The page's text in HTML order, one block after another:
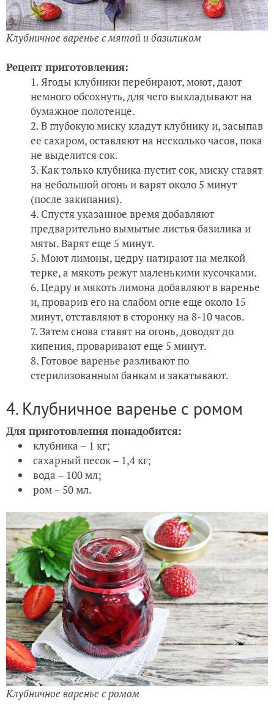
Клубничное варенье с мятой и базиликом
Рецепт приготовления:
Ягоды клубники перебирают, моют, дают
немного обсохнуть, для чего выкладывают на
бумажное полотенце.
В глубокую миску кладут клубнику и, засыпав
ее сахаром, оставляют на несколько часов, пока
не выделится сок.
Как только клубника пустит сок, миску ставят
на небольшой огонь и варят около 5 минут
(после закипания).
Спустя указанное время добавляют
предварительно вымытые листья базилика и
мяты. Варят еще 5 минут.
Моют лимоны, цедру натирают на мелкой
терке, а мякоть режут маленькими кусочками.
Цедру и мякоть лимона добавляют в варенье
и, проварив его на слабом огне еще около 15
минут, отставляют в сторонку на 8-10 часов.
Затем снова ставят на огонь, доводят до
кипения, проваривают еще 5 минут.
Готовое варенье разливают по
стерилизованным банкам и закатывают.
4. Клубничное варенье с ромом
Для приготовления понадобится:
клубника – 1 кг;
сахарный песок – 1,4 кг;
вода – 100 мл;
ром – 50 мл.
Клубничное варенье с ромом